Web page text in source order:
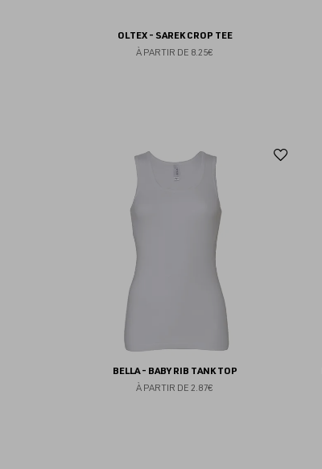
OLTEX - SAREK CROP TEE
À PARTIR DE 8.25€
BELLA - BABY RIB TANK TOP
À PARTIR DE 2.87€